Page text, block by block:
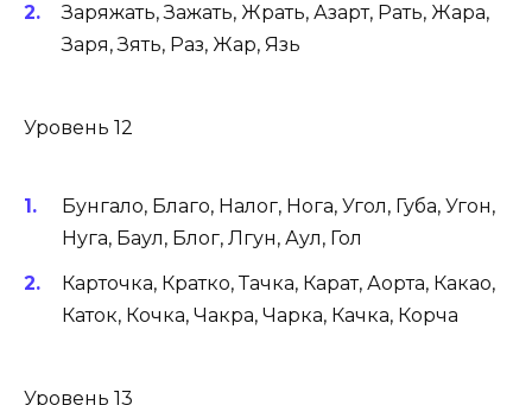
Заряжать, Зажать, Жрать, Азарт, Рать, Жара,
Заря, Зять, Раз, Жар, Язь
Уровень 12
Бунгало, Благо, Налог, Нога, Угол, Губа, Угон,
Нуга, Баул, Блог, Лгун, Аул, Гол
Карточка, Кратко, Тачка, Карат, Аорта, Какао,
Каток, Кочка, Чакра, Чарка, Качка, Корча
Уровень 13